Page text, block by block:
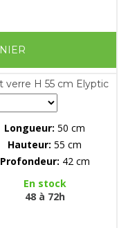
H 55 cm Elyptic
Longueur: 50 cm
Hauteur: 55 cm
Profondeur: 42 cm
En stock
48 à 72h